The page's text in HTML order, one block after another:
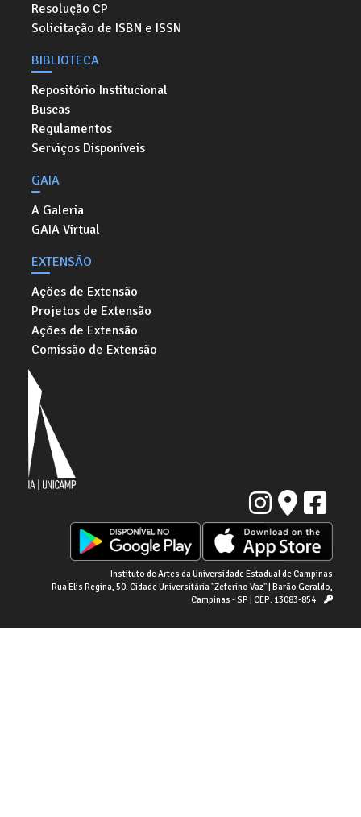
Resolução CP
Solicitação de ISBN e ISSN
BIBLIOTECA
Repositório Institucional
Buscas
Regulamentos
Serviços Disponíveis
GAIA
A Galeria
GAIA Virtual
EXTENSÃO
Ações de Extensão
Projetos de Extensão
Ações de Extensão
Comissão de Extensão
Instituto de Artes da Universidade Estadual de Campinas
Rua Elis Regina, 50. Cidade Universitária "Zeferino Vaz" | Barão Geraldo,
Campinas - SP | CEP: 13083-854